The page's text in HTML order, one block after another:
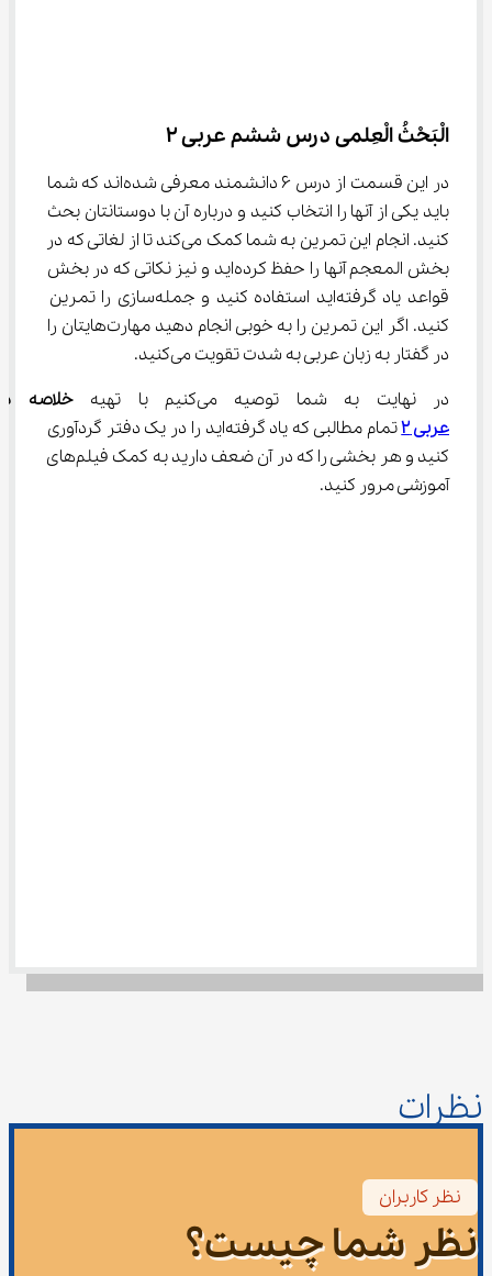
الْبَحْثُ الْعِلمی درس ششم عربی ۲
در این قسمت از درس ۶ دانشمند معرفی شده‌اند که شما
باید یکی از آنها را انتخاب کنید و درباره آن با دوستانتان بحث
کنید. انجام این تمرین به شما کمک می‌کند تا از لغاتی که در
بخش المعجم آنها را حفظ کرده‌اید و نیز نکاتی که در بخش
قواعد یاد گرفته‌اید استفاده کنید و جمله‌سازی را تمرین
کنید. اگر این تمرین را به خوبی انجام دهید مهارت‌هایتان را
در گفتار به زبان عربی به شدت تقویت می‌کنید.
در نهایت به شما توصیه می‌کنیم با تهیه
خلاصه
عربی ۲
تمام مطالبی که یاد گرفته‌اید را در یک دفتر گردآوری
کنید و هر بخشی را که در آن ضعف دارید به کمک فیلم‌های
آموزشی مرور کنید.
نظرات
نظر کاربران
نظر شما چیست؟